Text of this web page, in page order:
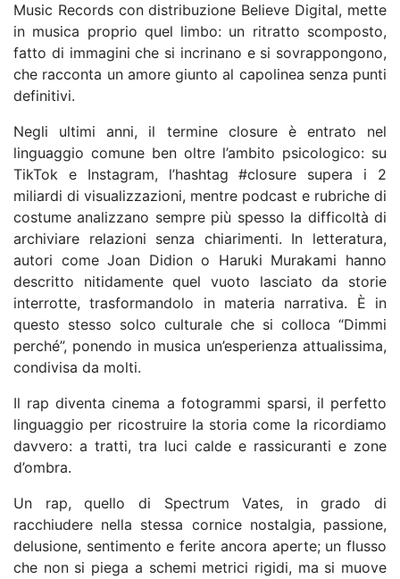
Music Records con distribuzione Believe Digital, mette
in musica proprio quel limbo: un ritratto scomposto,
fatto di immagini che si incrinano e si sovrappongono,
che racconta un amore giunto al capolinea senza punti
definitivi.
Negli ultimi anni, il termine closure è entrato nel
linguaggio comune ben oltre l’ambito psicologico: su
TikTok e Instagram, l’hashtag #closure supera i 2
miliardi di visualizzazioni, mentre podcast e rubriche di
costume analizzano sempre più spesso la difficoltà di
archiviare relazioni senza chiarimenti. In letteratura,
autori come Joan Didion o Haruki Murakami hanno
descritto nitidamente quel vuoto lasciato da storie
interrotte, trasformandolo in materia narrativa. È in
questo stesso solco culturale che si colloca “Dimmi
perché”, ponendo in musica un’esperienza attualissima,
condivisa da molti.
Il rap diventa cinema a fotogrammi sparsi, il perfetto
linguaggio per ricostruire la storia come la ricordiamo
davvero: a tratti, tra luci calde e rassicuranti e zone
d’ombra.
Un rap, quello di Spectrum Vates, in grado di
racchiudere nella stessa cornice nostalgia, passione,
delusione, sentimento e ferite ancora aperte; un flusso
che non si piega a schemi metrici rigidi, ma si muove